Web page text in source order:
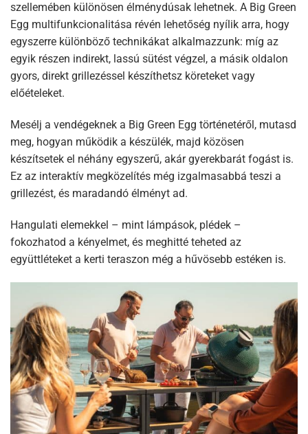
szellemében különösen élménydúsak lehetnek. A Big Green
Egg multifunkcionalitása révén lehetőség nyílik arra, hogy
egyszerre különböző technikákat alkalmazzunk: míg az
egyik részen indirekt, lassú sütést végzel, a másik oldalon
gyors, direkt grillezéssel készíthetsz köreteket vagy
előételeket.
Mesélj a vendégeknek a Big Green Egg történetéről, mutasd
meg, hogyan működik a készülék, majd közösen
készítsetek el néhány egyszerű, akár gyerekbarát fogást is.
Ez az interaktív megközelítés még izgalmasabbá teszi a
grillezést, és maradandó élményt ad.
Hangulati elemekkel – mint lámpások, plédek –
fokozhatod a kényelmet, és meghitté teheted az
együttléteket a kerti teraszon még a hűvösebb estéken is.